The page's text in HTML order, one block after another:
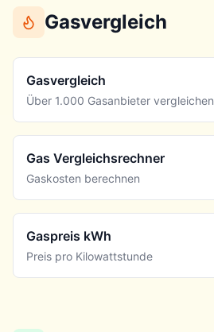
Gasvergleich
Gasvergleich
Über 1.000 Gasanbieter vergleichen
Gas Vergleichsrechner
Gaskosten berechnen
Gaspreis kWh
Preis pro Kilowattstunde